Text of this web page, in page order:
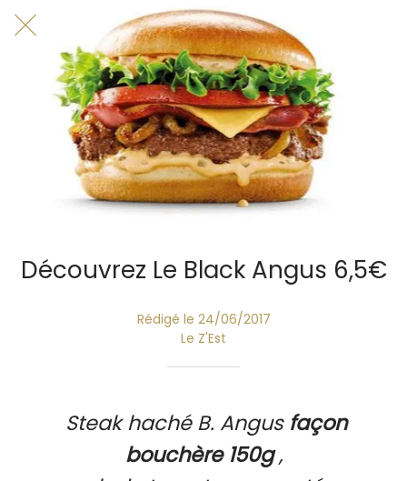
Découvrez Le Black Angus 6,5€
Rédigé le 24/06/2017
Le Z'Est
Steak haché B. Angus façon
bouchère 150g,